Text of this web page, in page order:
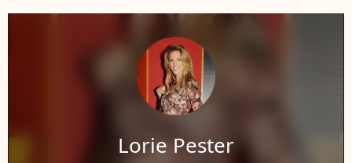
Lorie Pester